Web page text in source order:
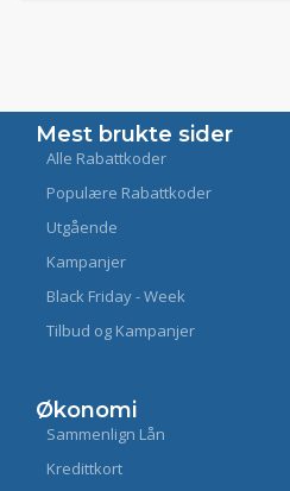
Mest brukte sider
Alle Rabattkoder
Populære Rabattkoder
Utgående
Kampanjer
Black Friday - Week
Tilbud og Kampanjer
Økonomi
Sammenlign Lån
Kredittkort